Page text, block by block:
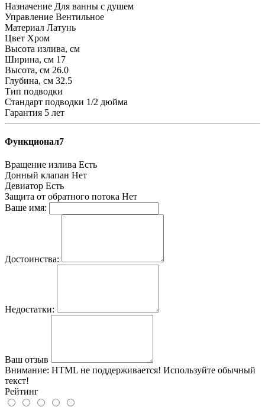
Назначение Для ванны с душем
Управление Вентильное
Материал Латунь
Цвет Хром
Высота излива, см
Ширина, см 17
Высота, см 26.0
Глубина, см 32.5
Тип подводки
Стандарт подводки 1/2 дюйма
Гарантия 5 лет
Функционал7
Вращение излива Есть
Донный клапан Нет
Девиатор Есть
Защита от обратного потока Нет
Ваше имя:
Достоинства:
Недостатки:
Ваш отзыв
Внимание: HTML не поддерживается! Используйте обычный
текст!
Рейтинг